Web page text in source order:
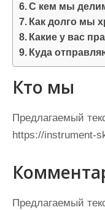
С кем мы
Как долго мы
Какие у вас
Куда
Кто мы
Предлагаемый
https://instrument-
Предлагаемый